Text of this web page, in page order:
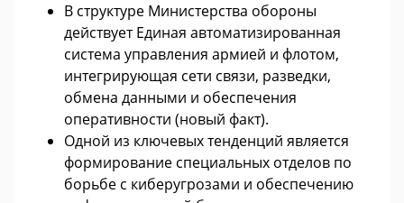
В структуре Министерства обороны
действует Единая автоматизированная
система управления армией и флотом,
интегрирующая сети связи, разведки,
обмена данными и обеспечения
оперативности (новый факт).
Одной из ключевых тенденций является
формирование специальных отделов по
борьбе с киберугрозами и обеспечению